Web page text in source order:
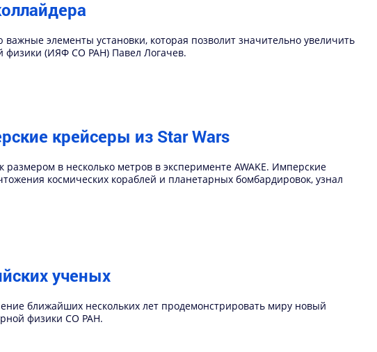
элементы установки, которая позволит значительно увеличить
физики (ИЯФ СО РАН) Павел Логачев.
крейсеры из Star Wars
в несколько метров в эксперименте AWAKE. Имперские
космических кораблей и планетарных бомбардировок, узнал
ученых
ближайших нескольких лет продемонстрировать миру новый
физики СО РАН.